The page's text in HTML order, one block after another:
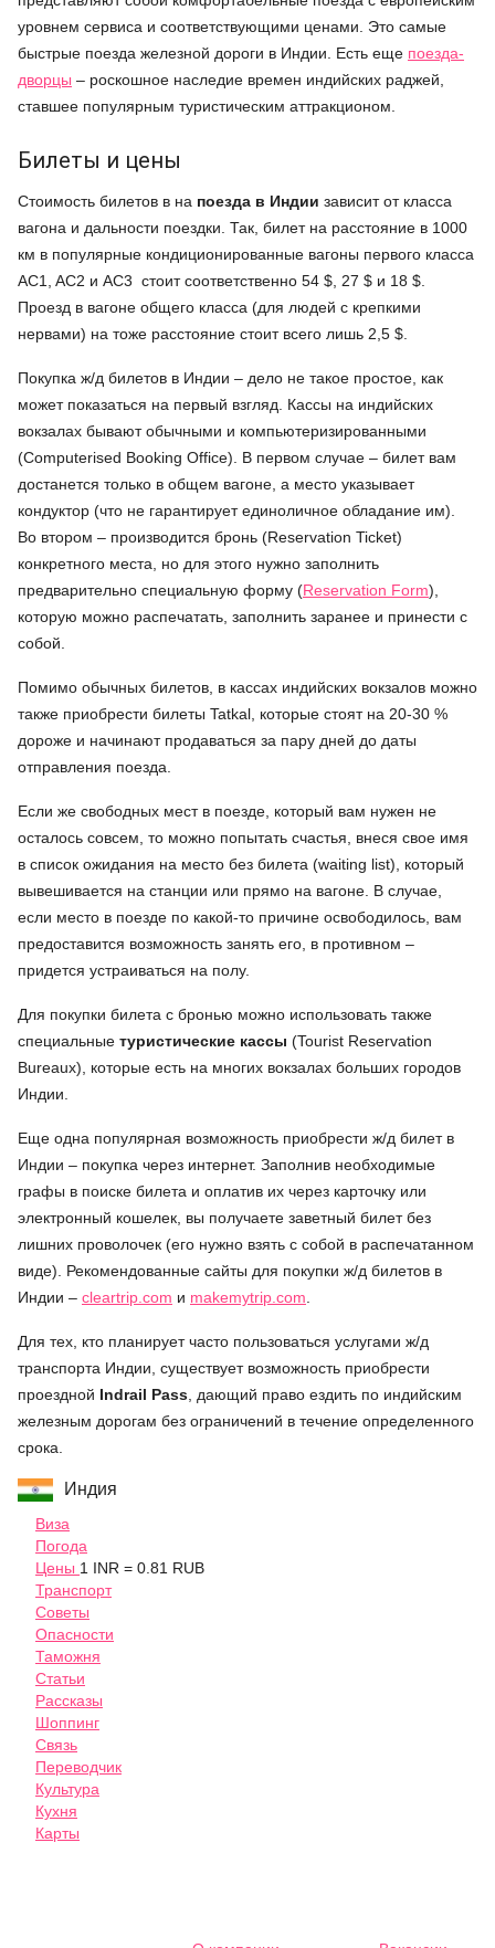
уровнем сервиса и соответствующими ценами. Это самые
быстрые поезда железной дороги в Индии. Есть еще поезда-
дворцы – роскошное наследие времен индийских раджей,
ставшее популярным туристическим аттракционом.
Билеты и цены
Стоимость билетов в на поезда в Индии зависит от класса
вагона и дальности поездки. Так, билет на расстояние в 1000
км в популярные кондиционированные вагоны первого класса
AC1, AC2 и AC3 стоит соответственно 54 $, 27 $ и 18 $.
Проезд в вагоне общего класса (для людей с крепкими
нервами) на тоже расстояние стоит всего лишь 2,5 $.
Покупка ж/д билетов в Индии – дело не такое простое, как
может показаться на первый взгляд. Кассы на индийских
вокзалах бывают обычными и компьютеризированными
(Computerised Booking Office). В первом случае – билет вам
достанется только в общем вагоне, а место указывает
кондуктор (что не гарантирует единоличное обладание им).
Во втором – производится бронь (Reservation Ticket)
конкретного места, но для этого нужно заполнить
предварительно специальную форму (Reservation Form),
которую можно распечатать, заполнить заранее и принести с
собой.
Помимо обычных билетов, в кассах индийских вокзалов можно
также приобрести билеты Tatkal, которые стоят на 20-30 %
дороже и начинают продаваться за пару дней до даты
отправления поезда.
Если же свободных мест в поезде, который вам нужен не
осталось совсем, то можно попытать счастья, внеся свое имя
в список ожидания на место без билета (waiting list), который
вывешивается на станции или прямо на вагоне. В случае,
если место в поезде по какой-то причине освободилось, вам
предоставится возможность занять его, в противном –
придется устраиваться на полу.
Для покупки билета с бронью можно использовать также
специальные туристические кассы (Tourist Reservation
Bureaux), которые есть на многих вокзалах больших городов
Индии.
Еще одна популярная возможность приобрести ж/д билет в
Индии – покупка через интернет. Заполнив необходимые
графы в поиске билета и оплатив их через карточку или
электронный кошелек, вы получаете заветный билет без
лишних проволочек (его нужно взять с собой в распечатанном
виде). Рекомендованные сайты для покупки ж/д билетов в
Индии – cleartrip.com и makemytrip.com
Для тех, кто планирует часто пользоваться услугами ж/д
транспорта Индии, существует возможность приобрести
проездной Indrail Pass , дающий право ездить по индийским
железным дорогам без ограничений в течение определенного
срока.
Индия
Виза
Погода
Цены 1 INR = 0.81 RUB
Транспорт
Советы
Опасности
Таможня
Статьи
Рассказы
Шоппинг
Связь
Переводчик
Культура
Кухня
Карты